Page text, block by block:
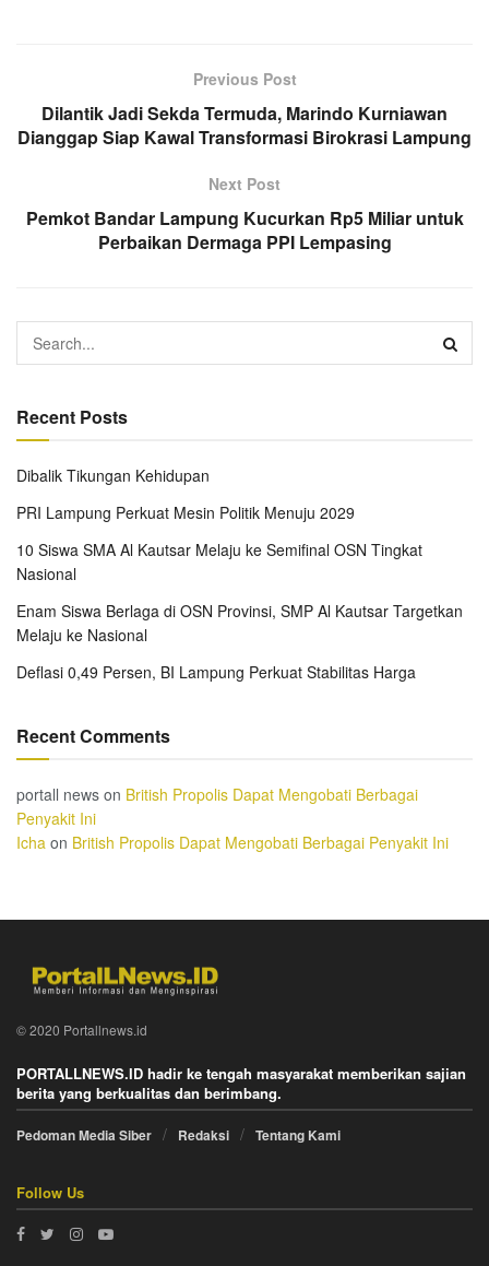
Previous Post
Dilantik Jadi Sekda Termuda, Marindo Kurniawan
Dianggap Siap Kawal Transformasi Birokrasi Lampung
Next Post
Pemkot Bandar Lampung Kucurkan Rp5 Miliar untuk
Perbaikan Dermaga PPI Lempasing
Recent Posts
Dibalik Tikungan Kehidupan
PRI Lampung Perkuat Mesin Politik Menuju 2029
10 Siswa SMA Al Kautsar Melaju ke Semifinal OSN Tingkat
Nasional
Enam Siswa Berlaga di OSN Provinsi, SMP Al Kautsar Targetkan
Melaju ke Nasional
Deflasi 0,49 Persen, BI Lampung Perkuat Stabilitas Harga
Recent Comments
portall news on British Propolis Dapat Mengobati Berbagai
Penyakit Ini
Icha on British Propolis Dapat Mengobati Berbagai Penyakit Ini
© 2020 Portallnews.id
PORTALLNEWS.ID hadir ke tengah masyarakat memberikan sajian
berita yang berkualitas dan berimbang.
Pedoman Media Siber Redaksi Tentang Kami
Follow Us